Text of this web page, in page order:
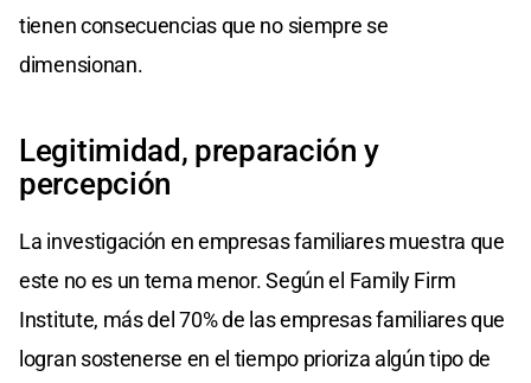
tienen consecuencias que no siempre se
dimensionan.
Legitimidad, preparación y
percepción
La investigación en empresas familiares muestra que
este no es un tema menor. Según el Family Firm
Institute, más del 70% de las empresas familiares que
logran sostenerse en el tiempo prioriza algún tipo de